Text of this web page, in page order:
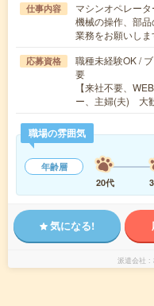
仕事内容
マシンオペレータ
機械の操作、部
業務をお願いし
応募資格
職種未経験OK /
要
【来社不要、
ー、主婦(夫) 大
職場の雰囲気
年齢層
20代
気になる!
派遣会社